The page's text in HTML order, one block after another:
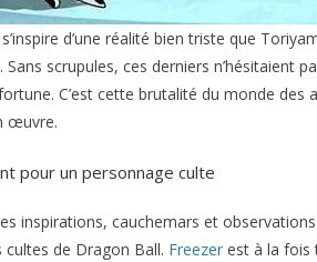
d’une réalité bien triste que
scrupules, ces derniers n’hésitaient
C’est cette brutalité du monde des
œuvre.
pour un personnage culte
inspirations, cauchemars et
de Dragon Ball. Freezer est à la fois